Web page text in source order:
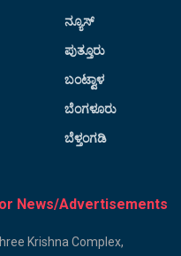
ನ್ಯೂಸ್
ಪುತ್ತೂರು
ಬಂಟ್ವಾಳ
ಬೆಂಗಳೂರು
ಬೆಳ್ತಂಗಡಿ
News/Advertisements
Krishna Complex,